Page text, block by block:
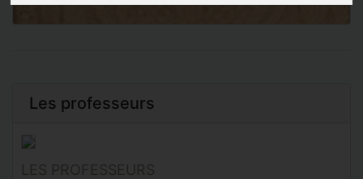
Les professeurs
LES PROFESSEURS